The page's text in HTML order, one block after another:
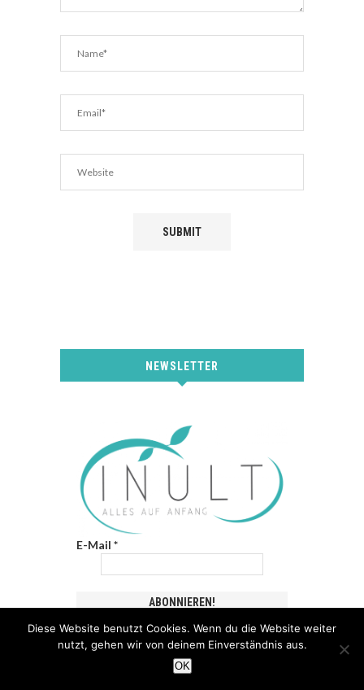
NEWSLETTER
E-Mail *
Diese Website benutzt Cookies. Wenn du die Website weiter
nutzt, gehen wir von deinem Einverständnis aus.
OK